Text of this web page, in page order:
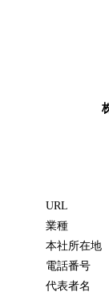
URL
業種
本社所在地
電話番号
代表者名